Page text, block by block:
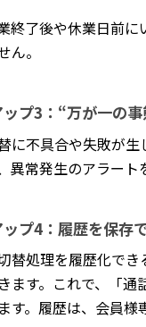
終了後や休業日前
ん。
ップ3：“万が一の
に不具合や失敗が
異常発生のアラート
ップ4：履歴を保存
替処理を履歴化で
ます。これで、「
す。履歴は、会員様